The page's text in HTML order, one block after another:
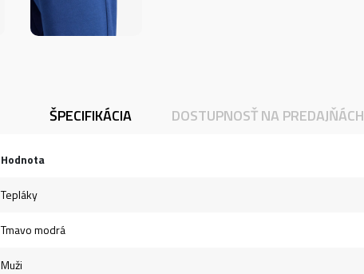
ŠPECIFIKÁCIA DOSTUPNOSŤ NA PREDAJŇÁCH
Hodnota
Tepláky
Tmavo modrá
Muži